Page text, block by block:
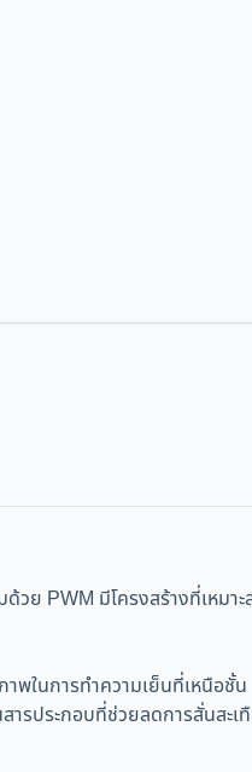
PWM มีโครงสร้างที่เหมาะ
พในการทำความเย็นที่เหนือชั้น
รประกอบที่ช่วยลดการสั่นสะเ